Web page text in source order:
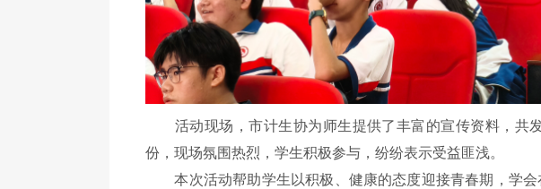
活动现场，市计生协为师生提供了丰富的宣传资料，共发
份，现场氛围热烈，学生积极参与，纷纷表示受益匪浅。
本次活动帮助学生以积极、健康的态度迎接青春期，学会